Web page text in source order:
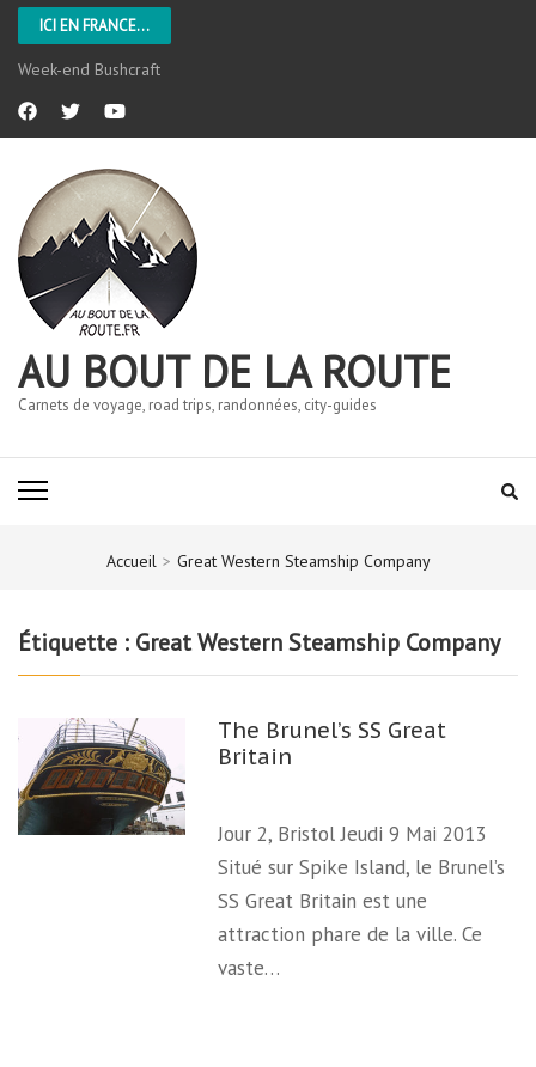
ICI EN FRANCE...
Week-end Bushcraft
AU BOUT DE LA ROUTE
Carnets de voyage, road trips, randonnées, city-guides
Accueil > Great Western Steamship Company
Étiquette : Great Western Steamship Company
The Brunel’s SS Great
Britain
Jour 2, Bristol Jeudi 9 Mai 2013
Situé sur Spike Island, le Brunel’s
SS Great Britain est une
attraction phare de la ville. Ce
vaste…